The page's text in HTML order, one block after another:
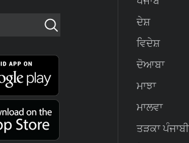
ਦੇਸ਼
ਵਿਦੇਸ਼
ਦੋਆਬਾ
ਮਾਝਾ
ਮਾਲਵਾ
ਤੜਕਾ ਪੰਜਾਬੀ